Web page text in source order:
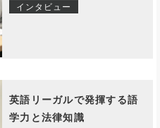
インタビュー
英語リーガルで発揮する語
学力と法律知識